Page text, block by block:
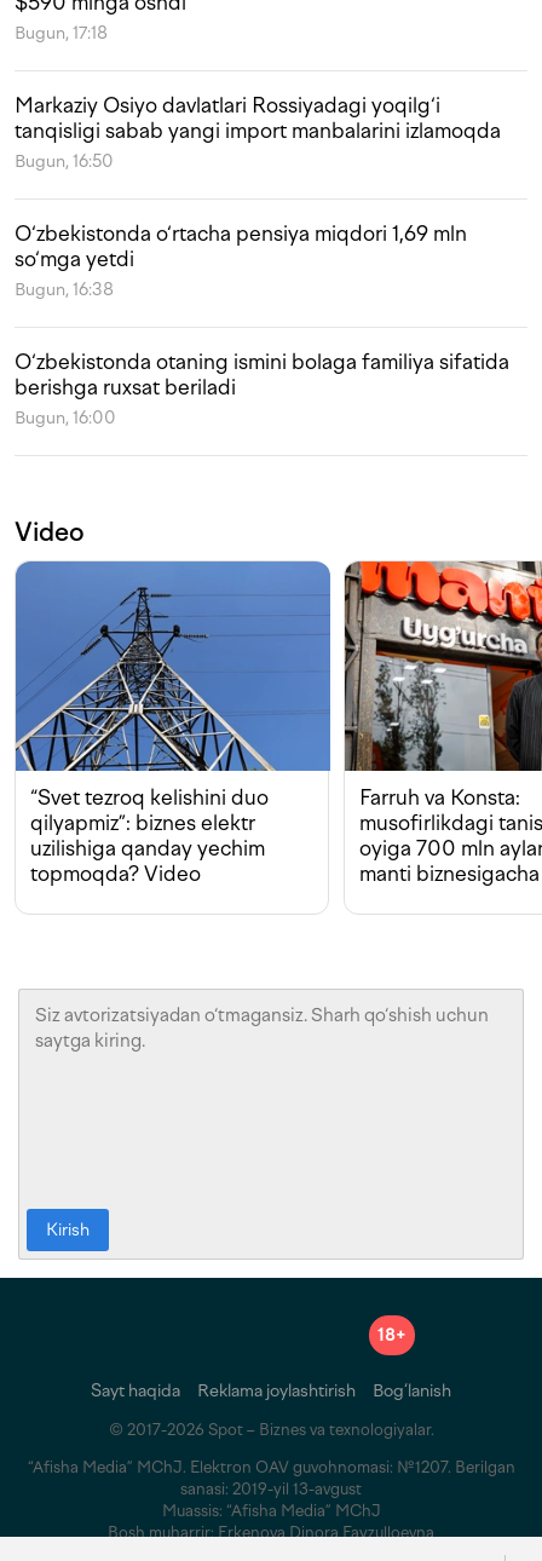
Bugun, 17:18
Markaziy Osiyo davlatlari Rossiyadagi yoqilg‘i
tanqisligi sabab yangi import manbalarini izlamoqda
Bugun, 16:50
O‘zbekistonda o‘rtacha pensiya miqdori 1,69 mln
so‘mga yetdi
Bugun, 16:38
O‘zbekistonda otaning ismini bolaga familiya sifatida
berishga ruxsat beriladi
Bugun, 16:00
Video
“Svet tezroq kelishini duo
qilyapmiz”: biznes elektr
uzilishiga qanday yechim
topmoqda? Video
Farruh va Konsta:
musofirlikdagi
oyiga 700 mln
manti biznesigacha
Kirish
18+
Sayt haqida Reklama joylashtirish Bog‘lanish
© 2017-2026 Spot – Biznes va texnologiyalar.
“Afisha Media” MChJ. Elektron OAV guvohnomasi: №1207. Berilgan
sanasi: 2019-yil 13-avgust
Muassis: “Afisha Media” MChJ
Bosh muharrir: Erkenova Dinora Fayzulloevna